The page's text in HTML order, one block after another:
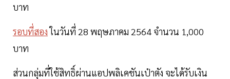
บาท
รอบที่สองในวันที่ 28 พฤษภาคม 2564 จำนวน 1,000
บาท
ส่วนกลุ่มที่ใช้สิทธิ์ผ่านแอปพลิเคชันเป๋าตัง จะได้รับเงิน